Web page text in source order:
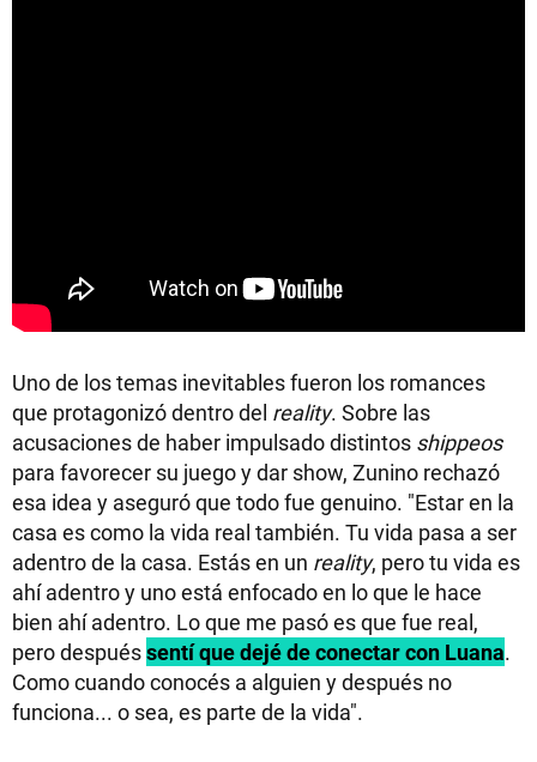
Uno de los temas inevitables fueron los romances
que protagonizó dentro del reality. Sobre las
acusaciones de haber impulsado distintos shippeos
para favorecer su juego y dar show, Zunino rechazó
esa idea y aseguró que todo fue genuino. "Estar en la
casa es como la vida real también. Tu vida pasa a ser
adentro de la casa. Estás en un reality, pero tu vida es
ahí adentro y uno está enfocado en lo que le hace
bien ahí adentro. Lo que me pasó es que fue real,
pero despuéssentí que dejé de conectar con Luana.
Como cuando conocés a alguien y después no
funciona... o sea, es parte de la vida".